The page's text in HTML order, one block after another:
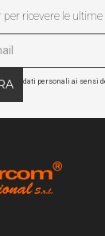
ricevere le ultime
dati personali ai sensi